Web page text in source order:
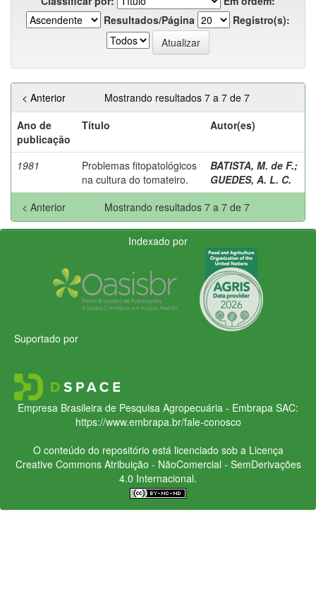
Resultados/Página
Registro(s):
Mostrando resultados 7 a 7 de 7
< Anterior
Ano de
publicação
Título Autor(es)
1981
Problemas fitopatológicos
na cultura do tomateiro.
BATISTA, M. de F.;
GUEDES, A. L. C.
Mostrando resultados 7 a 7 de 7
< Anterior
Indexado por
Suportado por
Empresa Brasileira de Pesquisa Agropecuária - Embrapa SAC:
https://www.embrapa.br/fale-conosco
O conteúdo do repositório está licenciado sob a Licença
Creative CommonsAtribuição - NãoComercial - SemDerivações
4.0 Internacional.